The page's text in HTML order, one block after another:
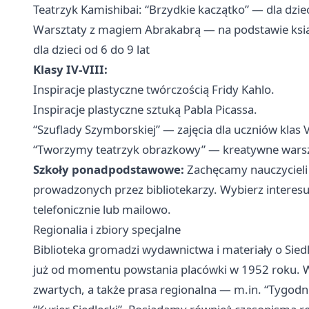
Teatrzyk Kamishibai: “Brzydkie kaczątko” — dla
Warsztaty z magiem Abrakabrą — na podstawie
dla dzieci od 6 do 9 lat
Klasy IV-VIII:
Inspiracje plastyczne twórczością Fridy Kahlo.
Inspiracje plastyczne sztuką Pabla Picassa.
“Szuflady Szymborskiej” — zajęcia dla uczniów klas
“Tworzymy teatrzyk obrazkowy” — kreatywne
Szkoły ponadpodstawowe: Zachęcamy
prowadzonych przez bibliotekarzy. Wybierz
telefonicznie lub mailowo.
Regionalia i zbiory specjalne
Biblioteka gromadzi wydawnictwa i materiały o
już od momentu powstania placówki w 1952 roku.
zwartych, a także prasa regionalna — m.in.